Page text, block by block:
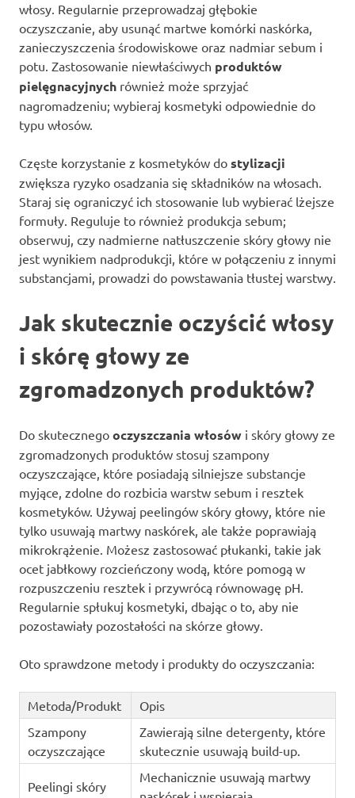
włosy. Regularnie przeprowadzaj głębokie
oczyszczanie, aby usunąć martwe komórki naskórka,
zanieczyszczenia środowiskowe oraz nadmiar sebum i
potu. Zastosowanie niewłaściwych produktów
pielęgnacyjnych również może sprzyjać
nagromadzeniu; wybieraj kosmetyki odpowiednie do
typu włosów.
Częste korzystanie z kosmetyków do stylizacji
zwiększa ryzyko osadzania się składników na włosach.
Staraj się ograniczyć ich stosowanie lub wybierać lżejsze
formuły. Reguluje to również produkcja sebum;
obserwuj, czy nadmierne natłuszczenie skóry głowy nie
jest wynikiem nadprodukcji, które w połączeniu z innymi
substancjami, prowadzi do powstawania tłustej warstwy.
Jak skutecznie oczyścić włosy
i skórę głowy ze
zgromadzonych produktów?
Do skutecznego oczyszczania włosów i skóry głowy ze
zgromadzonych produktów stosuj szampony
oczyszczające, które posiadają silniejsze substancje
myjące, zdolne do rozbicia warstw sebum i resztek
kosmetyków. Używaj peelingów skóry głowy, które nie
tylko usuwają martwy naskórek, ale także poprawiają
mikrokrążenie. Możesz zastosować płukanki, takie jak
ocet jabłkowy rozcieńczony wodą, które pomogą w
rozpuszczeniu resztek i przywrócą równowagę pH.
Regularnie spłukuj kosmetyki, dbając o to, aby nie
pozostawiały pozostałości na skórze głowy.
Oto sprawdzone metody i produkty do oczyszczania:
Metoda/Produkt
Opis
Szampony
oczyszczające
Zawierają silne detergenty, które
skutecznie usuwają build-up.
Peelingi skóry
Mechanicznie usuwają martwy